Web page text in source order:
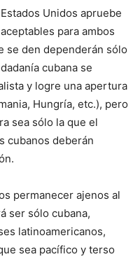
Unidos apruebe
para ambos
se den dependerán sólo
cubana se
y logre una apertura
Hungría, etc.), pero
sea sólo la que el
cubanos deberán
permanecer ajenos al
ser sólo cubana,
latinoamericanos,
sea pacífico y terso